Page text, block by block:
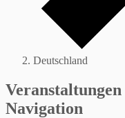
Deutschland
Veranstaltungen
Navigation